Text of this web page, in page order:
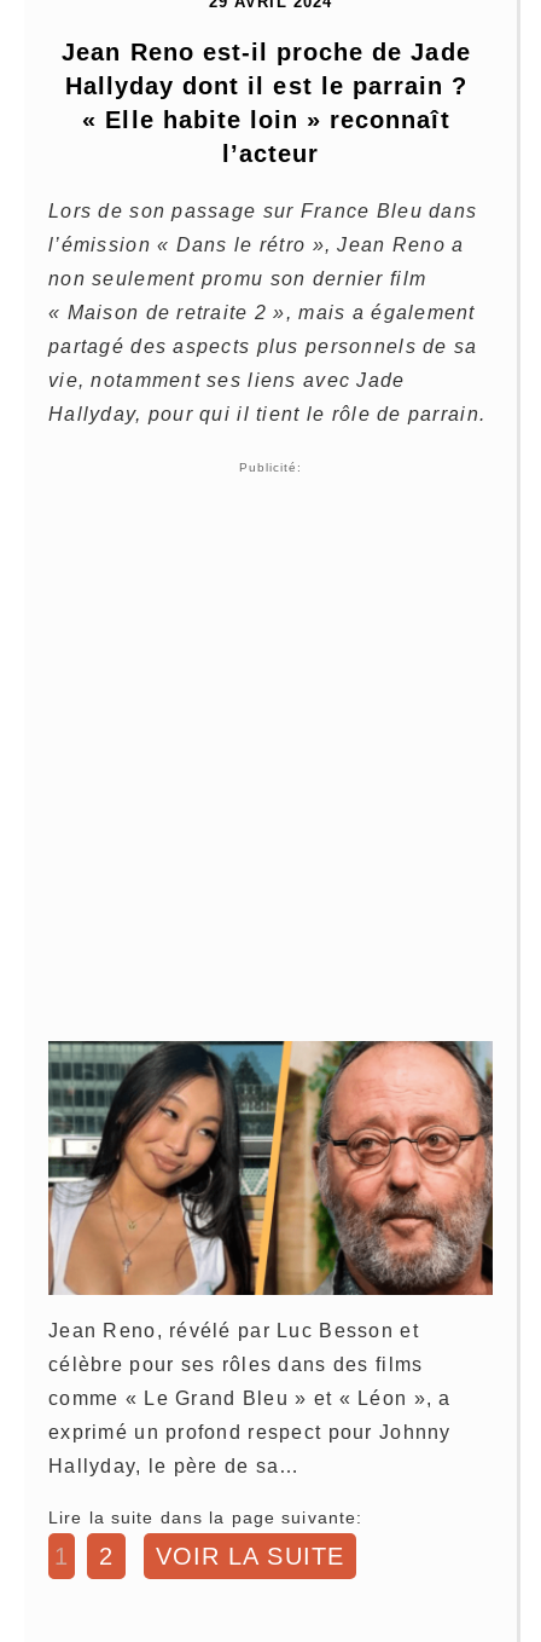
Jean Reno est-il proche de Jade
Hallyday dont il est le parrain ?
« Elle habite loin » reconnaît
l’acteur
Lors de son passage sur France Bleu dans
l’émission « Dans le rétro », Jean Reno a
non seulement promu son dernier film
« Maison de retraite 2 », mais a également
partagé des aspects plus personnels de sa
vie, notamment ses liens avec Jade
Hallyday, pour qui il tient le rôle de parrain.
Publicité:
Jean Reno, révélé par Luc Besson et
célèbre pour ses rôles dans des films
comme « Le Grand Bleu » et « Léon », a
exprimé un profond respect pour Johnny
Hallyday, le père de sa…
Lire la suite dans la page suivante:
1 2 VOIR LA SUITE